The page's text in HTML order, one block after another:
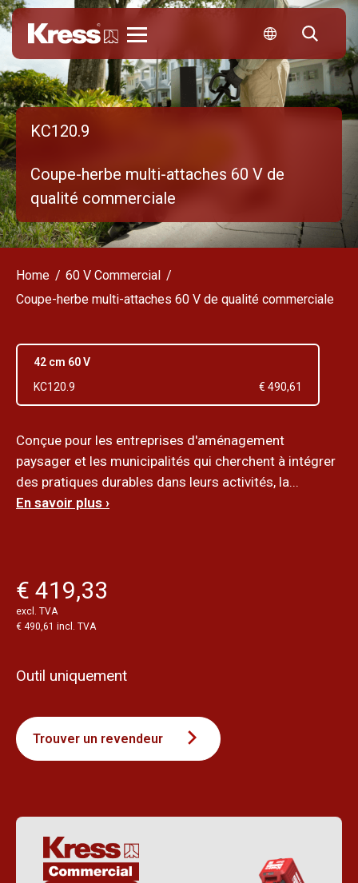
KC120.9
Coupe-herbe multi-attaches 60 V de
qualité commerciale
Home
60 V Commercial
Coupe-herbe multi-attaches 60 V de qualité commerciale
42 cm 60 V
KC120.9
€ 490,61
Conçue pour les entreprises d'aménagement
paysager et les municipalités qui cherchent à intégrer
des pratiques durables dans leurs activités, la...
En savoir plus ›
€ 419,33
excl. TVA
€ 490,61 incl. TVA
Outil uniquement
Trouver un revendeur